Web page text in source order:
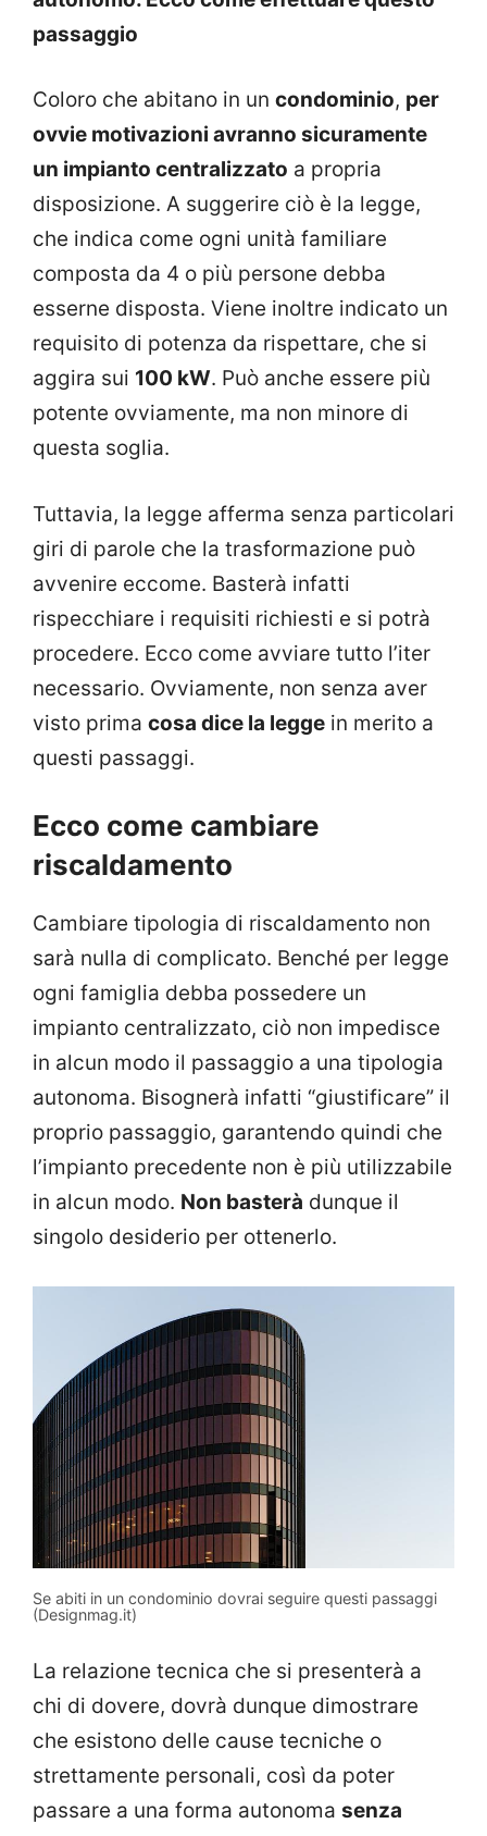
passaggio
Coloro che abitano in un condominio, per
ovvie motivazioni avranno sicuramente
un impianto centralizzato a propria
disposizione. A suggerire ciò è la legge,
che indica come ogni unità familiare
composta da 4 o più persone debba
esserne disposta. Viene inoltre indicato un
requisito di potenza da rispettare, che si
aggira sui 100 kW. Può anche essere più
potente ovviamente, ma non minore di
questa soglia.
Tuttavia, la legge afferma senza particolari
giri di parole che la trasformazione può
avvenire eccome. Basterà infatti
rispecchiare i requisiti richiesti e si potrà
procedere. Ecco come avviare tutto l’iter
necessario. Ovviamente, non senza aver
visto prima cosa dice la legge in merito a
questi passaggi.
Ecco come cambiare
riscaldamento
Cambiare tipologia di riscaldamento non
sarà nulla di complicato. Benché per legge
ogni famiglia debba possedere un
impianto centralizzato, ciò non impedisce
in alcun modo il passaggio a una tipologia
autonoma. Bisognerà infatti “giustificare” il
proprio passaggio, garantendo quindi che
l’impianto precedente non è più utilizzabile
in alcun modo. Non basterà dunque il
singolo desiderio per ottenerlo.
Se abiti in un condominio dovrai seguire questi passaggi
(Designmag.it)
La relazione tecnica che si presenterà a
chi di dovere, dovrà dunque dimostrare
che esistono delle cause tecniche o
strettamente personali, così da poter
passare a una forma autonoma senza